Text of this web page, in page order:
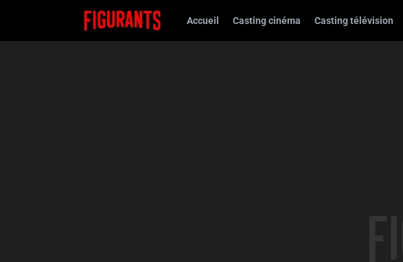
Accueil Casting cinéma Casting télévision